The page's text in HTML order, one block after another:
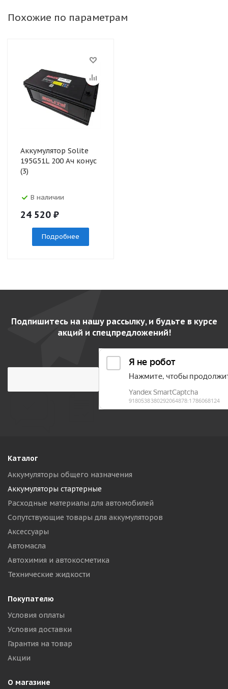
Похожие по параметрам
Аккумулятор Solite
195G51L 200 Ач конус
(3)
В наличии
24 520 ₽
Подробнее
Подпишитесь на нашу рассылку, и будьте в курсе
акций и спецпредложений!
Каталог
Аккумуляторы общего назначения
Аккумуляторы стартерные
Расходные материалы для автомобилей
Сопутствующие товары для аккумуляторов
Аксессуары
Автомасла
Автохимия и автокосметика
Технические жидкости
Покупателю
Условия оплаты
Условия доставки
Гарантия на товар
Акции
О магазине